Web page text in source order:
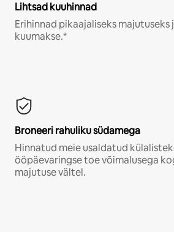
Lihtsad kuuhinnad
Erihinnad pikaajaliseks majutuseks
kuumakse.*
Broneeri rahuliku südamega
Hinnatud meie usaldatud
ööpäevaringse toe võimalusega
majutuse vältel.